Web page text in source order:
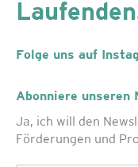
Folge uns auf
Abonniere unseren
Ja, ich will den
Förderungen und